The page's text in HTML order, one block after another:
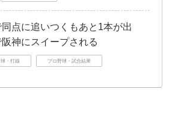
点に追いつくもあと1本が出
神にスイープされる
・打線 プロ野球・試合結果